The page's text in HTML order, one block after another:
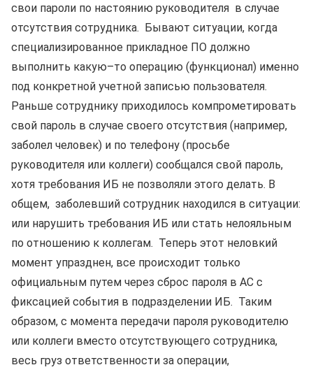
свои пароли по настоянию руководителя в случае
отсутствия сотрудника. Бывают ситуации, когда
специализированное прикладное ПО должно
выполнить какую–то операцию (функционал) именно
под конкретной учетной записью пользователя.
Раньше сотруднику приходилось компрометировать
свой пароль в случае своего отсутствия (например,
заболел человек) и по телефону (просьбе
руководителя или коллеги) сообщался свой пароль,
хотя требования ИБ не позволяли этого делать. В
общем, заболевший сотрудник находился в ситуации:
или нарушить требования ИБ или стать нелояльным
по отношению к коллегам. Теперь этот неловкий
момент упразднен, все происходит только
официальным путем через сброс пароля в АС с
фиксацией события в подразделении ИБ. Таким
образом, с момента передачи пароля руководителю
или коллеги вместо отсутствующего сотрудника,
весь груз ответственности за операции,